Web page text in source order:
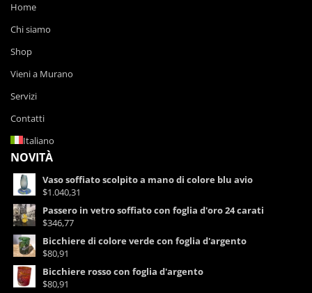
Home
Chi siamo
Shop
Vieni a Murano
Servizi
Contatti
Italiano
NOVITÀ
Vaso soffiato scolpito a mano di colore blu avio
$1.040,31
Passero in vetro soffiato con foglia d'oro 24 carati
$346,77
Bicchiere di colore verde con foglia d'argento
$80,91
Bicchiere rosso con foglia d'argento
$80,91